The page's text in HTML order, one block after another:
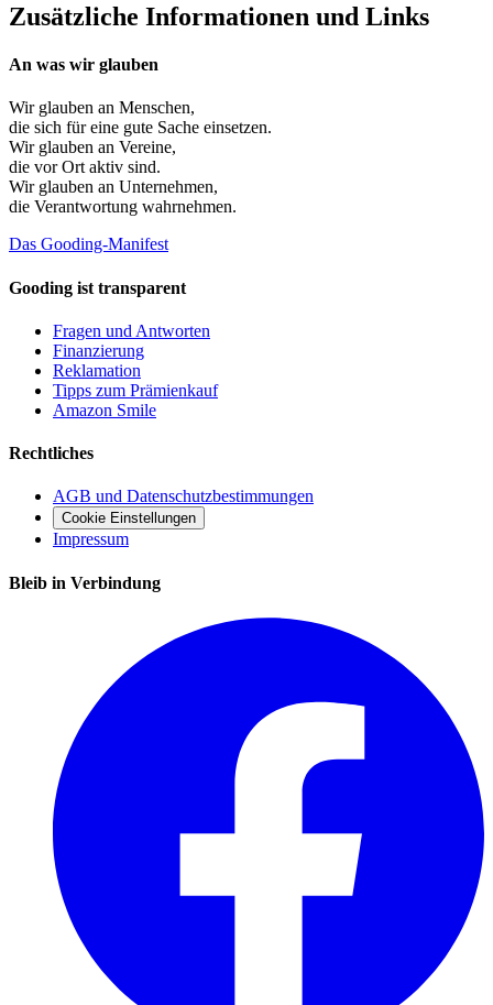
Zusätzliche Informationen und Links
An was wir glauben
Wir glauben an Menschen,
die sich für eine gute Sache einsetzen.
Wir glauben an Vereine,
die vor Ort aktiv sind.
Wir glauben an Unternehmen,
die Verantwortung wahrnehmen.
Das Gooding-Manifest
Gooding ist transparent
Fragen und Antworten
Finanzierung
Reklamation
Tipps zum Prämienkauf
Amazon Smile
Rechtliches
AGB und Datenschutzbestimmungen
Cookie Einstellungen
Impressum
Bleib in Verbindung